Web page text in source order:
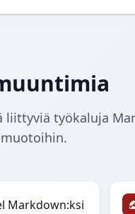
liittyviä työkaluja
Markdown:ksi